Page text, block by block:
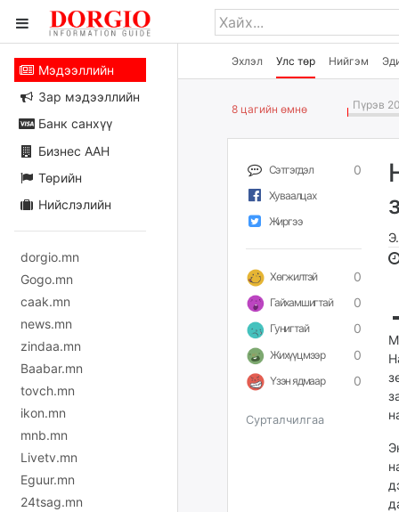
Эхлэл Улс төр Нийгэм
Мэдээллийн
Зар мэдээллийн
Банк санхүү
Бизнес ААН
Төрийн
Нийслэлийн
dorgio.mn
Gogo.mn
caak.mn
news.mn
zindaa.mn
Baabar.mn
tovch.mn
ikon.mn
mnb.mn
Livetv.mn
Eguur.mn
24tsag.mn
8 цагийн өмнө Пүрэв
Сэтгэгдэл 0
Хуваалцах
Жиргээ
Хөгжилтэй 0
Гайхамшигтай 0
Гунигтай 0
Жихүүцмээр 0
Үзэн ядмаар 0
Сурталчилгаа